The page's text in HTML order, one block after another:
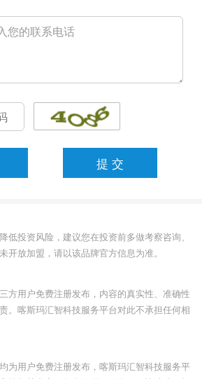
低投资风险，建议您在投资前多做考察咨询、
开放加盟，请以该品牌官方信息为准。
方用户免费注册发布，内容的真实性、准确性
。喀斯玛汇智科技服务平台对此不承担任何相
为用户免费注册发布，喀斯玛汇智科技服务平